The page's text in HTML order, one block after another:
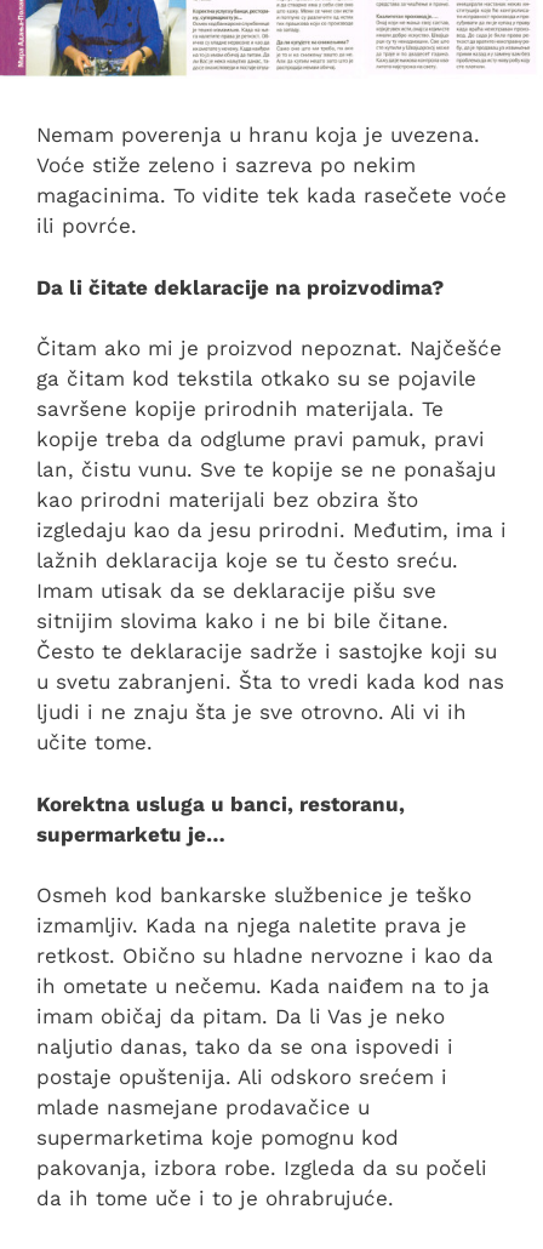
Nemam poverenja u hranu koja je uvezena.
Voće stiže zeleno i sazreva po nekim
magacinima. To vidite tek kada rasečete voće
ili povrće.
Da li čitate deklaracije na proizvodima?
Čitam ako mi je proizvod nepoznat. Najčešće
ga čitam kod tekstila otkako su se pojavile
savršene kopije prirodnih materijala. Te
kopije treba da odglume pravi pamuk, pravi
lan, čistu vunu. Sve te kopije se ne ponašaju
kao prirodni materijali bez obzira što
izgledaju kao da jesu prirodni. Međutim, ima i
lažnih deklaracija koje se tu često sreću.
Imam utisak da se deklaracije pišu sve
sitnijim slovima kako i ne bi bile čitane.
Često te deklaracije sadrže i sastojke koji su
u svetu zabranjeni. Šta to vredi kada kod nas
ljudi i ne znaju šta je sve otrovno. Ali vi ih
učite tome.
Korektna usluga u banci, restoranu,
supermarketu je…
Osmeh kod bankarske službenice je teško
izmamljiv. Kada na njega naletite prava je
retkost. Obično su hladne nervozne i kao da
ih ometate u nečemu. Kada naiđem na to ja
imam običaj da pitam. Da li Vas je neko
naljutio danas, tako da se ona ispovedi i
postaje opuštenija. Ali odskoro srećem i
mlade nasmejane prodavačice u
supermarketima koje pomognu kod
pakovanja, izbora robe. Izgleda da su počeli
da ih tome uče i to je ohrabrujuće.